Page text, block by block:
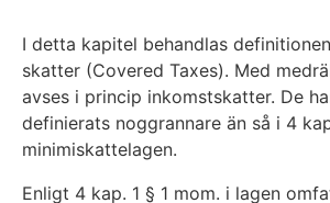
I detta kapitel behandlas
skatter (Covered Taxes). Med
avses i princip inkomstskatter. De
definierats noggrannare än så i 4
minimiskattelagen.
Enligt 4 kap. 1 § 1 mom. i lagen